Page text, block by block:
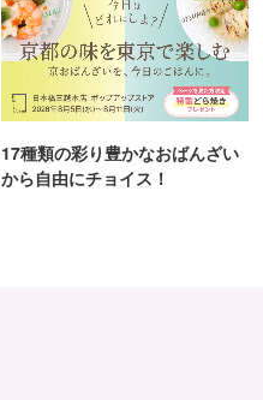
17種類の彩り豊かなおばんざい
から自由にチョイス！